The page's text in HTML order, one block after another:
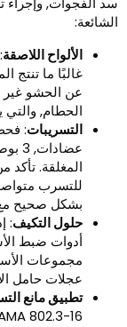
الألواح اللاصقة:
غالبًا ما تنتج
عن الحشو غير
الحطام, والتي
التسريبات
المغلقة. تأكد
بشكل صحيح مع
حلول التكيف:
أدوات ضبط
مجموعات
عجلات حامل
تطبيق مانع
AAMA 802.3-16 و أما 803.3-16 معايير المتانة والالتصاق.